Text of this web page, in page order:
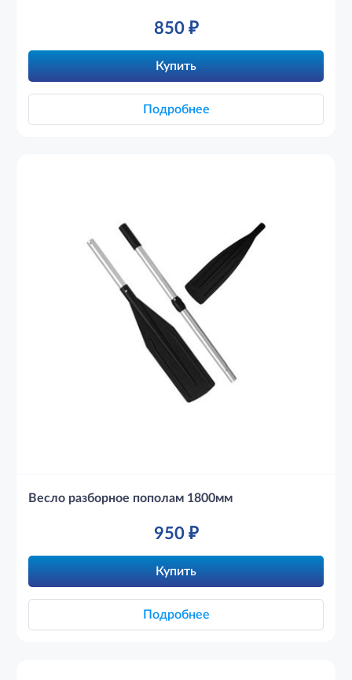
850₽
Купить
Подробнее
Весло разборное пополам 1800мм
950₽
Купить
Подробнее